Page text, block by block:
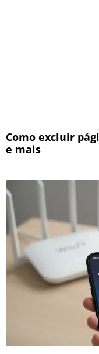
Como excluir
e mais